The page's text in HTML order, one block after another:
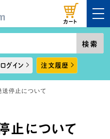
カート
検索
グイン 注文履歴
停止について
止について